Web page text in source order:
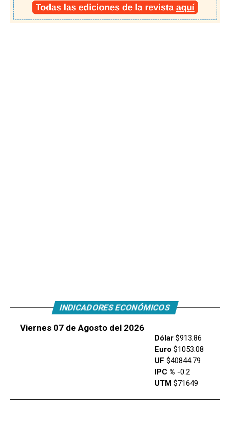
INDICADORES ECONÓMICOS
Viernes 07 de Agosto del 2026
Dólar$913.86
Euro $1053.08
UF $40844.79
IPC % -0.2
UTM $71649